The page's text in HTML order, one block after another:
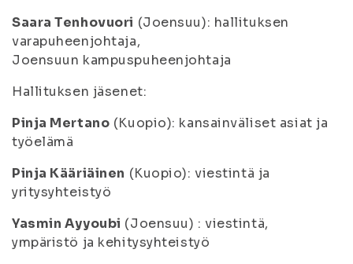
Saara Tenhovuori (Joensuu): hallituksen
varapuheenjohtaja,
Joensuun kampuspuheenjohtaja
Hallituksen jäsenet:
Pinja Mertano (Kuopio): kansainväliset asiat ja
työelämä
Pinja Kääriäinen (Kuopio): viestintä ja
yritysyhteistyö
Yasmin Ayyoubi (Joensuu) : viestintä,
ympäristö ja kehitysyhteistyö